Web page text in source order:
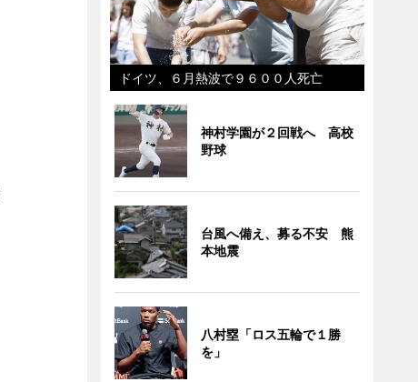
ドイツ、６月熱波で９６００人死亡
神村学園が２回戦へ 高校
野球
台風へ備え、募る不安 熊
本地震
八村塁「ロス五輪で１勝
を」